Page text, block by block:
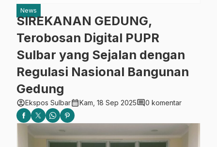
News
SIREKANAN GEDUNG,
Terobosan Digital PUPR
Sulbar yang Sejalan dengan
Regulasi Nasional Bangunan
Gedung
account_circleEkspos Sulbarcalendar_monthKam, 18 Sep 2025comment0 komentar